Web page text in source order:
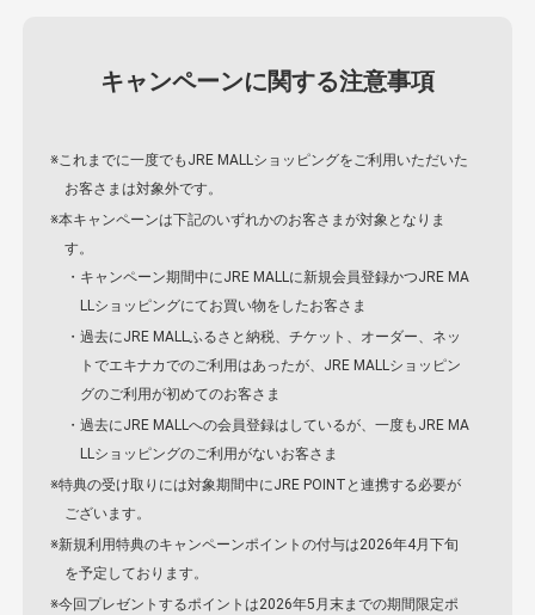
キャンペーンに関する注意事項
※これまでに一度でもJRE MALLショッピングをご利用いただいた
お客さまは対象外です。
※本キャンペーンは下記のいずれかのお客さまが対象となりま
す。
・キャンペーン期間中にJRE MALLに新規会員登録かつJRE MA
LLショッピングにてお買い物をしたお客さま
・過去にJRE MALLふるさと納税、チケット、オーダー、ネッ
トでエキナカでのご利用はあったが、JRE MALLショッピン
グのご利用が初めてのお客さま
・過去にJRE MALLへの会員登録はしているが、一度もJRE MA
LLショッピングのご利用がないお客さま
※特典の受け取りには対象期間中にJRE POINTと連携する必要が
ございます。
※新規利用特典のキャンペーンポイントの付与は2026年4月下旬
を予定しております。
※今回プレゼントするポイントは2026年5月末までの期間限定ポ